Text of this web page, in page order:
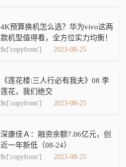
4K预算换机怎么选？华为vivo这两
款机型值得看，全方位实力均衡！
$r['copyfrom'] 2023-08-25
《莲花楼:三人行必有我夫》08 李
莲花，我们绝交
$r['copyfrom'] 2023-08-25
深康佳Ａ：融资余额7.06亿元，创
近一年新低（08-24）
$r['copyfrom'] 2023-08-25